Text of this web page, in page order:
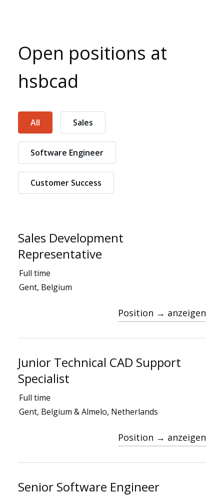
Lösungen
Open positions at
hsbcad
All Sales
Software Engineer
Customer Success
Sales Development
Representative
Full time
Gent, Belgium
Position → anzeigen
Junior Technical CAD Support
Specialist
Full time
Gent, Belgium & Almelo, Netherlands
Position → anzeigen
Senior Software Engineer